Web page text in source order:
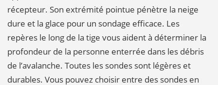
récepteur. Son extrémité pointue pénètre la neige
dure et la glace pour un sondage efficace. Les
repères le long de la tige vous aident à déterminer la
profondeur de la personne enterrée dans les débris
de l’avalanche. Toutes les sondes sont légères et
durables. Vous pouvez choisir entre des sondes en